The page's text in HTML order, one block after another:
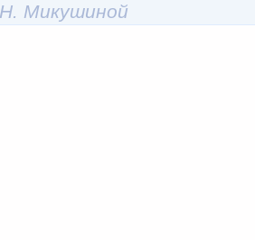
Микушиной